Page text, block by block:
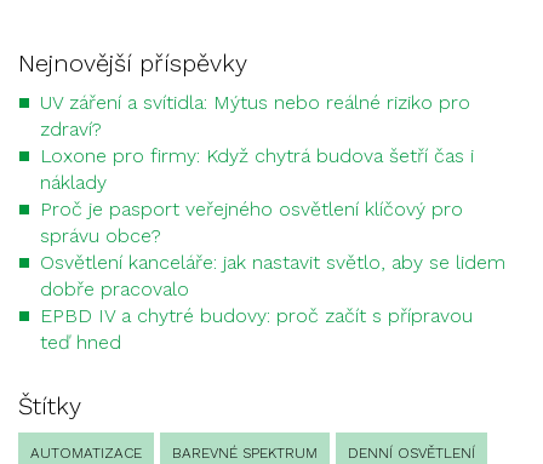
Nejnovější příspěvky
UV záření a svítidla: Mýtus nebo reálné riziko pro
zdraví?
Loxone pro firmy: Když chytrá budova šetří čas i
náklady
Proč je pasport veřejného osvětlení klíčový pro
správu obce?
Osvětlení kanceláře: jak nastavit světlo, aby se lidem
dobře pracovalo
EPBD IV a chytré budovy: proč začít s přípravou
teď hned
Štítky
AUTOMATIZACE BAREVNÉ SPEKTRUM DENNÍ OSVĚTLENÍ